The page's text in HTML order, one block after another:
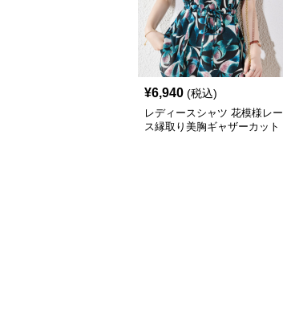
¥6,940 (税込)
レディースシャツ 花模様レー
ス縁取り美胸ギャザーカット